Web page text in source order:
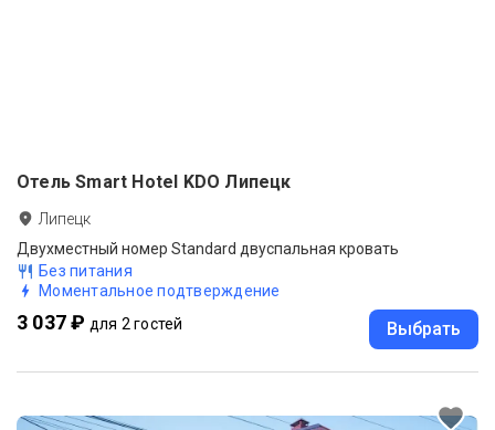
Отель Smart Hotel KDO Липецк
Липецк
Двухместный номер Standard двуспальная кровать
Без питания
Моментальное подтверждение
3 037 ₽ для 2 гостей Выбрать